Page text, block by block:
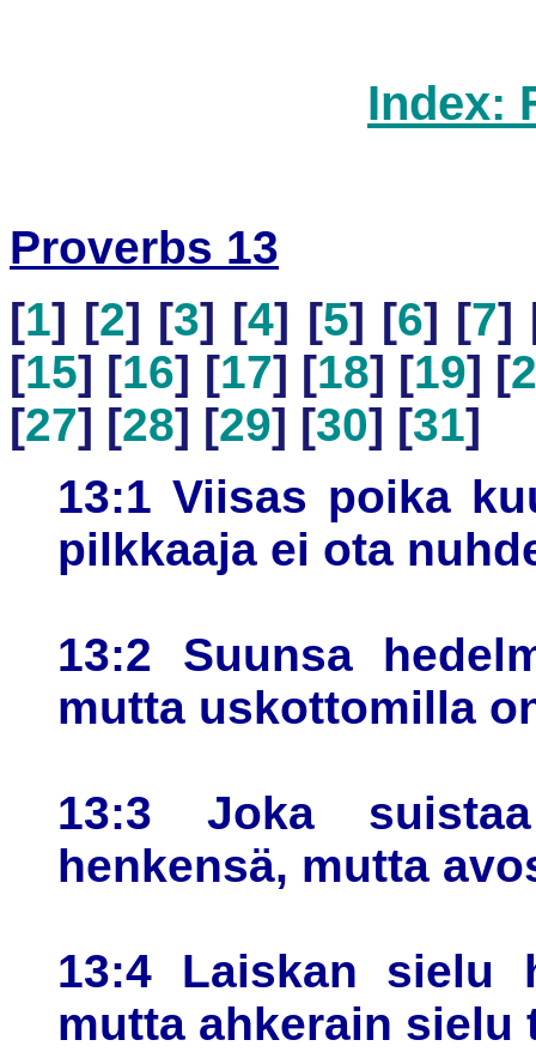
Index:
Proverbs 13
[1] [2] [3] [4] [5] [6] [7]
[15] [16] [17] [18] [19] [
[27] [28] [29] [30] [31]
13:1 Viisas poika
pilkkaaja ei ota
13:2 Suunsa
mutta uskottomilla
13:3 Joka
henkensä, mutta
13:4 Laiskan sielu
mutta ahkerain sielu